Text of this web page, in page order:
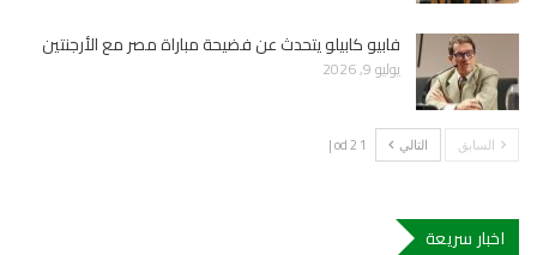
فابيو كابيلو يتحدث عن فضيحة مباراة مصر مع الأرجنتين
يوليو 9, 2026
السابق التالي 1 od 2 |
اخبار سريعة